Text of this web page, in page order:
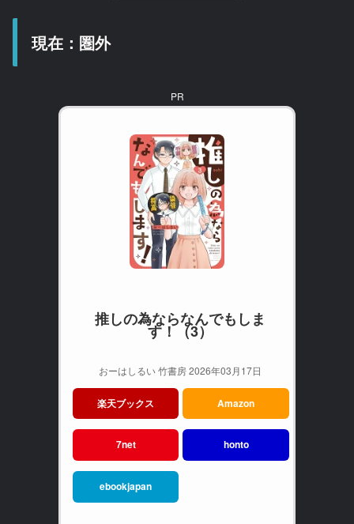
現在：圏外
PR
推しの為ならなんでもしま
す！（3）
おーはしるい 竹書房 2026年03月17日
楽天ブックス Amazon
7net honto
ebookjapan